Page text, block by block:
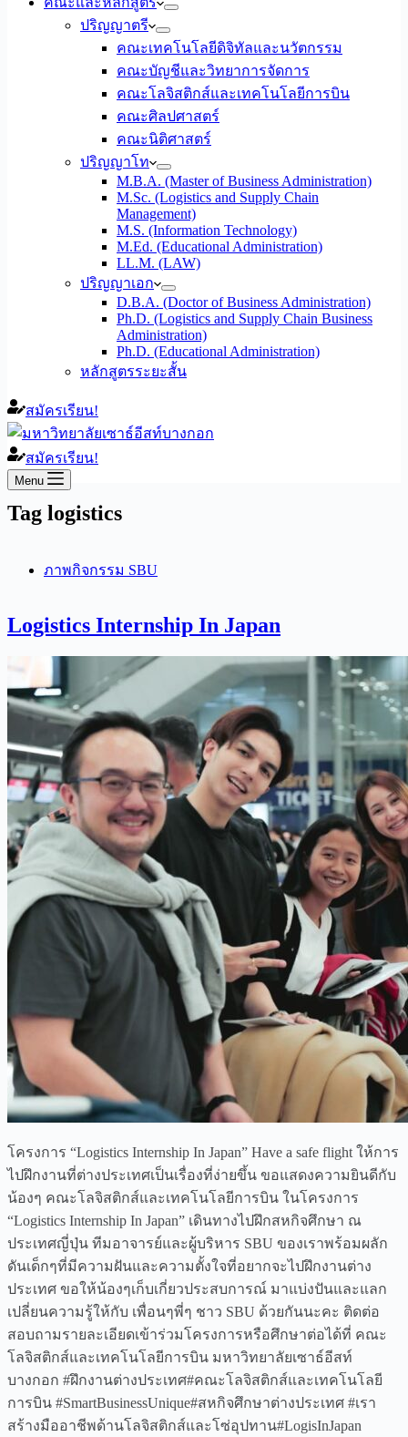
ปริญญาตรี
คณะเทคโนโลยีดิจิทัลและนวัตกรรม
คณะบัญชีและวิทยาการจัดการ
คณะโลจิสติกส์และเทคโนโลยีการบิน
คณะศิลปศาสตร์
คณะนิติศาสตร์
ปริญญาโท
M.B.A. (Master of Business Administration)
M.Sc. (Logistics and Supply Chain
Management)
M.S. (Information Technology)
M.Ed. (Educational Administration)
LL.M. (LAW)
ปริญญาเอก
D.B.A. (Doctor of Business Administration)
Ph.D. (Logistics and Supply Chain Business
Administration)
Ph.D. (Educational Administration)
หลักสูตรระยะสั้น
สมัครเรียน!
สมัครเรียน!
Menu
Tag logistics
ภาพกิจกรรม SBU
Logistics Internship In Japan
โครงการ “Logistics Internship In Japan” Have a safe flight ให้การ
ไปฝึกงานที่ต่างประเทศเป็นเรื่องที่ง่ายขึ้น ขอแสดงความยินดีกับ
น้องๆ คณะโลจิสติกส์และเทคโนโลยีการบิน ในโครงการ
“Logistics Internship In Japan” เดินทางไปฝึกสหกิจศึกษา ณ
ประเทศญี่ปุ่น ทีมอาจารย์และผู้บริหาร SBU ของเราพร้อมผลัก
ดันเด็กๆที่มีความฝันและความตั้งใจที่อยากจะไปฝึกงานต่าง
ประเทศ ขอให้น้องๆเก็บเกี่ยวประสบการณ์ มาแบ่งปันและแลก
เปลี่ยนความรู้ให้กับ เพื่อนๆพี่ๆ ชาว SBU ด้วยกันนะคะ ติดต่อ
สอบถามรายละเอียดเข้าร่วมโครงการหรือศึกษาต่อได้ที่ คณะ
โลจิสติกส์และเทคโนโลยีการบิน มหาวิทยาลัยเซาธ์อีสท์
บางกอก #ฝึกงานต่างประเทศ#คณะโลจิสติกส์และเทคโนโลยี
การบิน #SmartBusinessUnique#สหกิจศึกษาต่างประเทศ #เรา
สร้างมืออาชีพด้านโลจิสติกส์และโซ่อุปทาน#LogisInJapan